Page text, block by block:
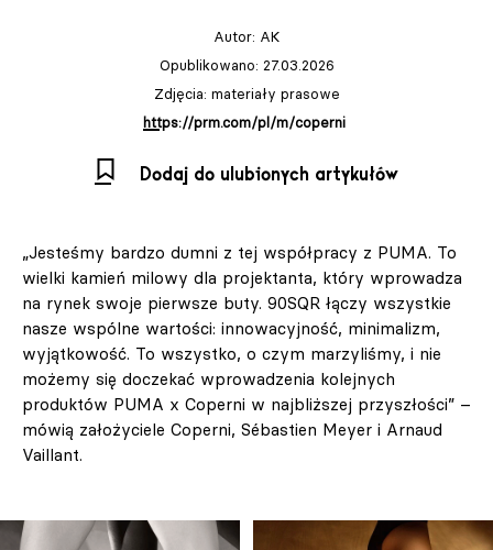
Autor: AK
Opublikowano: 27.03.2026
Zdjęcia: materiały prasowe
https://prm.com/pl/m/coperni
Dodaj do ulubionych artykułów
„Jesteśmy bardzo dumni z tej współpracy z PUMA. To
wielki kamień milowy dla projektanta, który wprowadza
na rynek swoje pierwsze buty. 90SQR łączy wszystkie
nasze wspólne wartości: innowacyjność, minimalizm,
wyjątkowość. To wszystko, o czym marzyliśmy, i nie
możemy się doczekać wprowadzenia kolejnych
produktów PUMA x Coperni w najbliższej przyszłości” –
mówią założyciele Coperni, Sébastien Meyer i Arnaud
Vaillant.